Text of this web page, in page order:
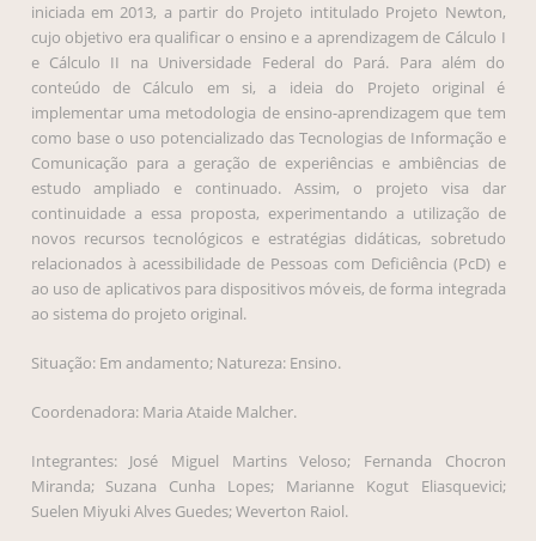
iniciada em 2013, a partir do Projeto intitulado Projeto Newton,
cujo objetivo era qualificar o ensino e a aprendizagem de Cálculo I
e Cálculo II na Universidade Federal do Pará. Para além do
conteúdo de Cálculo em si, a ideia do Projeto original é
implementar uma metodologia de ensino-aprendizagem que tem
como base o uso potencializado das Tecnologias de Informação e
Comunicação para a geração de experiências e ambiências de
estudo ampliado e continuado. Assim, o projeto visa dar
continuidade a essa proposta, experimentando a utilização de
novos recursos tecnológicos e estratégias didáticas, sobretudo
relacionados à acessibilidade de Pessoas com Deficiência (PcD) e
ao uso de aplicativos para dispositivos móveis, de forma integrada
ao sistema do projeto original.
Situação: Em andamento; Natureza: Ensino.
Coordenadora: Maria Ataide Malcher.
Integrantes: José Miguel Martins Veloso; Fernanda Chocron
Miranda; Suzana Cunha Lopes; Marianne Kogut Eliasquevici;
Suelen Miyuki Alves Guedes; Weverton Raiol.